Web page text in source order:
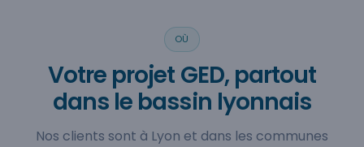
OÙ
Votre projet GED, partout
dans le bassin lyonnais
Nos clients sont à Lyon et dans les communes